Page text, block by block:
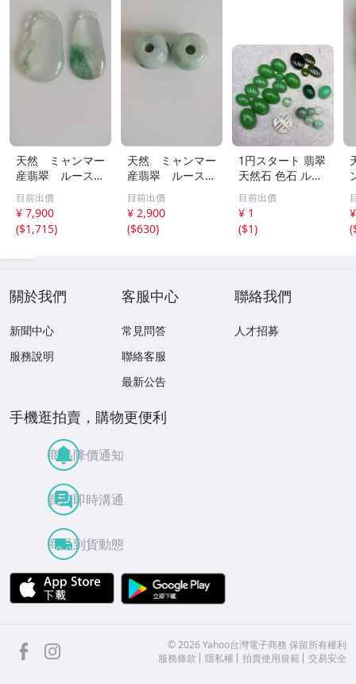
天然 ミャンマー
産翡翠 ルース
瓜 氷のように透
き通る 17ｘ8.5
ｘ2.4ｍｍ 3.5ct
と 17.6ｘ11
目前出價
¥ 7,900
($1,715)
天然 ミャンマー
産翡翠 ルース
18ｘ12.8ｍ
ｍ 40.5ct と
18.4ｘ13.3ｍｍ
43ct 注意事項
目前出價
¥ 2,900
($630)
1円スタート 翡翠
天然石 色石 ルー
ス まとめ 大量 ジ
ュエリー 宝石 総
重量約49.0g ヒス
イ HE0806ろ
目前出價
¥ 1
($1)
(
關於我們
新聞中心
服務說明
客服中心
常見問答
聯絡客服
最新公告
聯絡我們
人才招募
手機逛拍賣，購物更便利
商品降價通知
買賣即時溝通
商品到貨動態
APP Store
facebook ©2026 Yahoo台灣電子商務 保留所有權利
服務條款
隱私權 拍賣使用規範 交易安全